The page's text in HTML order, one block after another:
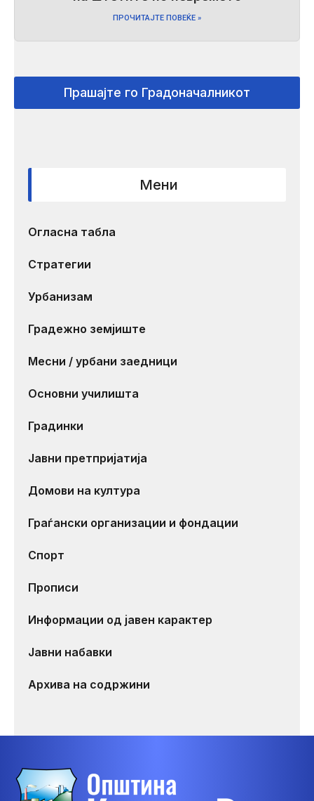
ПРОЧИТАЈТЕ ПОВЕЌЕ »
Прашајте го Градоначалникот
Мени
Огласна табла
Стратегии
Урбанизам
Градежно земјиште
Месни / урбани заедници
Основни училишта
Градинки
Јавни претпријатија
Домови на култура
Граѓански организации и фондации
Спорт
Прописи
Информации од јавен карактер
Јавни набавки
Архива на содржини